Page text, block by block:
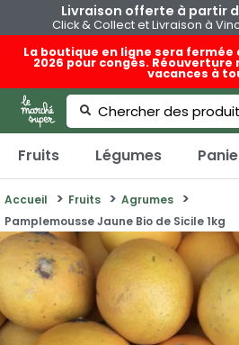
Livraison offerte à partir
Click & Collect et Livraison à
La boutique en ligne sera fermée
2026 pour congés. Réouverture
vacances à
Fruits Légumes
Accueil Fruits
Agrumes
Pamplemousse Jaune Bio de Sicile 1kg